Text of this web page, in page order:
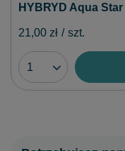
HYBRYD Aqua
21,00 zł / szt.